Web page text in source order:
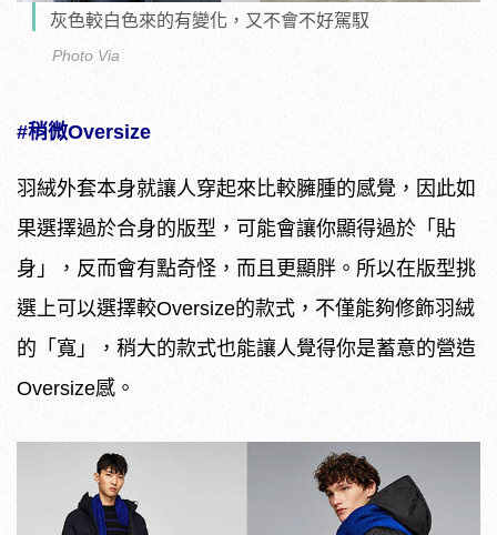
灰色較白色來的有變化，又不會不好駕馭
Photo Via
#稍微Oversize
羽絨外套本身就讓人穿起來比較臃腫的感覺，因此如
果選擇過於合身的版型，可能會讓你顯得過於「貼
身」，反而會有點奇怪，而且更顯胖。所以在版型挑
選上可以選擇較Oversize的款式，不僅能夠修飾羽絨
的「寬」，稍大的款式也能讓人覺得你是蓄意的營造
Oversize感。